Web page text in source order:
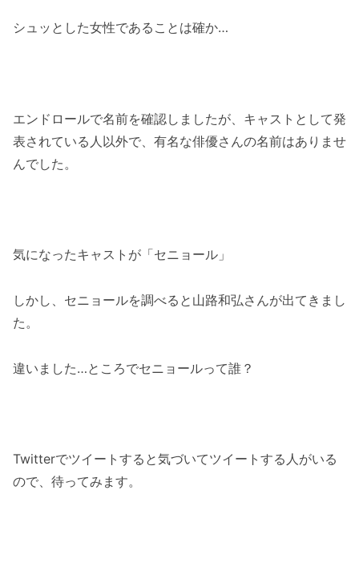
シュッとした女性であることは確か…
エンドロールで名前を確認しましたが、キャストとして発
表されている人以外で、有名な俳優さんの名前はありませ
んでした。
気になったキャストが「セニョール」
しかし、セニョールを調べると山路和弘さんが出てきまし
た。
違いました…ところでセニョールって誰？
Twitterでツイートすると気づいてツイートする人がいる
ので、待ってみます。